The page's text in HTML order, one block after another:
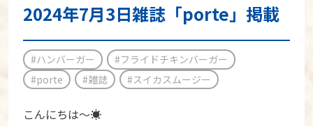
2024年7月3日雑誌「porte」掲載
#ハンバーガー
#フライドチキンバーガー
#porte
#雑誌 #スイカスムージー
こんにちは〜☀